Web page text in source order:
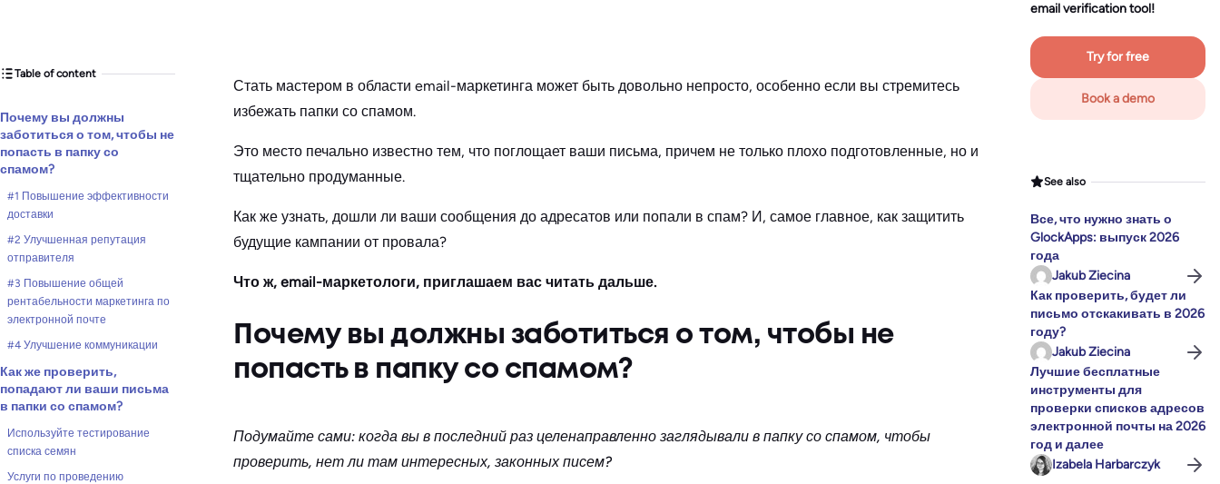
Table of content
Почему вы должны
заботиться о том, чтобы не
попасть в папку со
спамом?
#1 Повышение эффективности
доставки
#2 Улучшенная репутация
отправителя
#3 Повышение общей
рентабельности маркетинга по
электронной почте
#4 Улучшение коммуникации
Как же проверить,
попадают ли ваши письма
в папки со спамом?
Используйте тестирование
списка семян
Услуги по проведению
Стать мастером в области email-маркетинга может быть довольно непросто, особенно если вы стремитесь
избежать папки со спамом.
Это место печально известно тем, что поглощает ваши письма, причем не только плохо подготовленные, но и
тщательно продуманные.
Как же узнать, дошли ли ваши сообщения до адресатов или попали в спам? И, самое главное, как защитить
будущие кампании от провала?
Что ж, email-маркетологи, приглашаем вас читать дальше.
Почему вы должны заботиться о том, чтобы не
попасть в папку со спамом?
Подумайте сами: когда вы в последний раз целенаправленно заглядывали в папку со спамом, чтобы
проверить, нет ли там интересных, законных писем?
email verification tool!
Try for free
Book a demo
See also
Все, что нужно знать о
GlockApps: выпуск 2026
года
Jakub Ziecina
Как проверить, будет ли
письмо отскакивать в 2026
году?
Jakub Ziecina
Лучшие бесплатные
инструменты для
проверки списков адресов
электронной почты на 2026
год и далее
Izabela Harbarczyk